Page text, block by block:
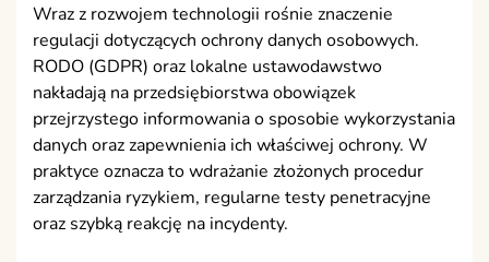
Wraz z rozwojem technologii rośnie znaczenie
regulacji dotyczących ochrony danych osobowych.
RODO (GDPR) oraz lokalne ustawodawstwo
nakładają na przedsiębiorstwa obowiązek
przejrzystego informowania o sposobie wykorzystania
danych oraz zapewnienia ich właściwej ochrony. W
praktyce oznacza to wdrażanie złożonych procedur
zarządzania ryzykiem, regularne testy penetracyjne
oraz szybką reakcję na incydenty.